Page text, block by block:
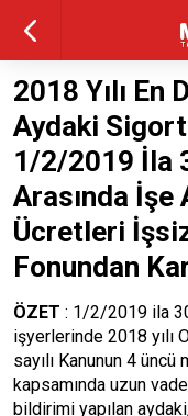
2018 Yılı En
Aydaki
1/2/2019 İla
Arasında İşe
Ücretleri
Fonundan
ÖZET : 1/2/2019 ila
işyerlerinde 2018 yılı
sayılı Kanunun 4
kapsamında uzun
bildirimi yapılan